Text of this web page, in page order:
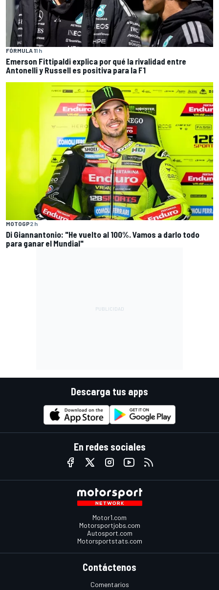
FÓRMULA 11 h
Emerson Fittipaldi explica por qué la rivalidad entre
Antonelli y Russell es positiva para la F1
MOTOGP2 h
Di Giannantonio: "He vuelto al 100%. Vamos a darlo todo
para ganar el Mundial"
Descarga tus apps
En redes sociales
Motor1.com
Motorsportjobs.com
Autosport.com
Motorsportstats.com
Contáctenos
Comentarios